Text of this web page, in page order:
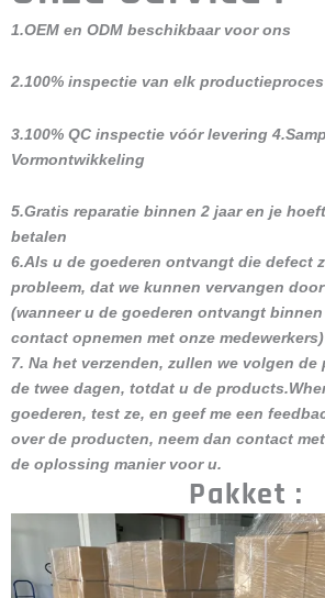
1.OEM en ODM beschikbaar voor ons
2.100% inspectie van elk productieproces
3.100% QC inspectie vóór levering
Vormontwikkeling
5.Gratis reparatie binnen 2 jaar en je
betalen
6.Als u de goederen ontvangt die defect
probleem, dat we kunnen vervangen
(wanneer u de goederen ontvangt
contact opnemen met onze medewerkers)
7. Na het verzenden, zullen we volgen
de twee dagen, totdat u de
goederen, test ze, en geef me een
over de producten, neem dan contact
de oplossing manier voor u.
Pakket :